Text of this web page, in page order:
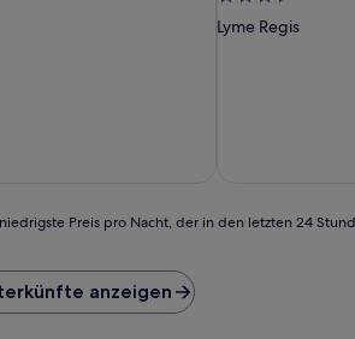
Sterne-
Lyme Regis
Preis pro Nacht, der in den letzten 24
anzeigen